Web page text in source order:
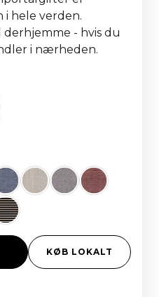
i hele verden.
derhjemme - hvis du
i nærheden.
KØB LOKALT